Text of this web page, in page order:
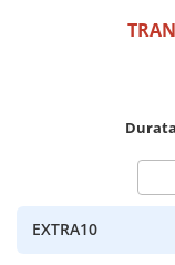
EXTRA10